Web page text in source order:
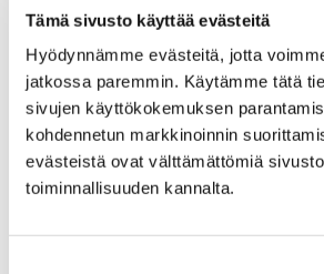
Tämä sivusto käyttää evästeitä
Hyödynnämme evästeitä, jotta
jatkossa paremmin. Käytämme tätä
sivujen käyttökokemuksen
kohdennetun markkinoinnin
evästeistä ovat välttämättömiä
toiminnallisuuden kannalta.
Muurimäki -
secolo -
neljännesvuosisata
uniikkipukuja